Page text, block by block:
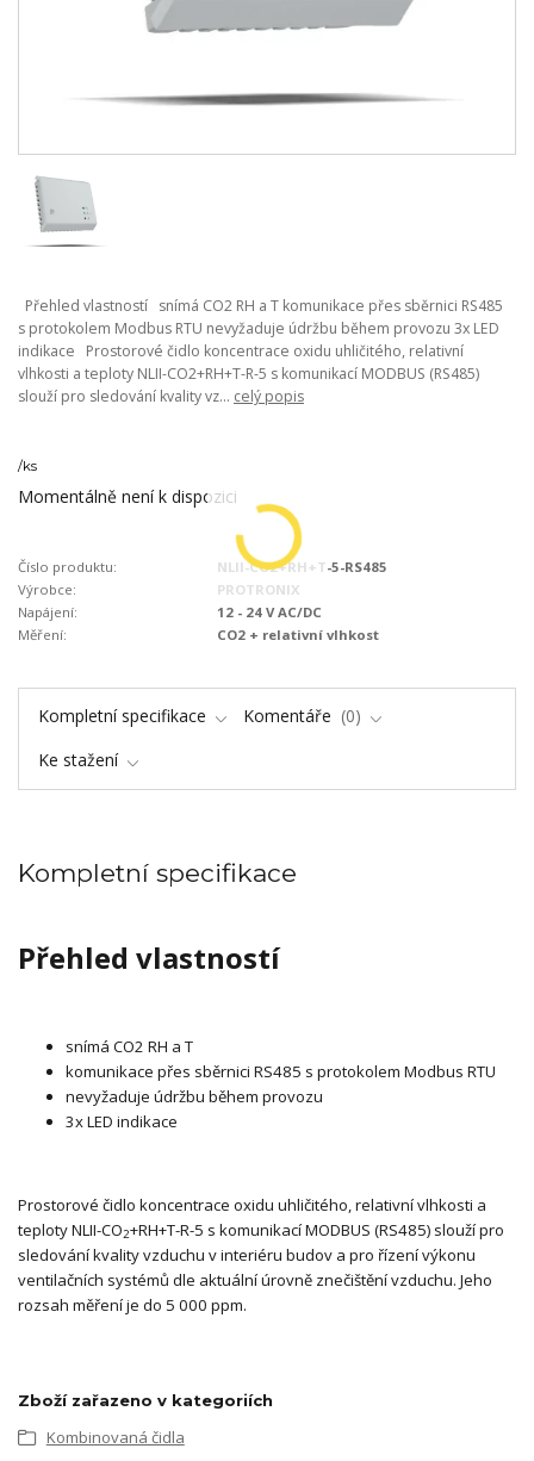
Přehled vlastností snímá CO2 RH a T komunikace přes sběrnici RS485
s protokolem Modbus RTU nevyžaduje údržbu během provozu 3x LED
indikace Prostorové čidlo koncentrace oxidu uhličitého, relativní
vlhkosti a teploty NLII-CO2+RH+T-R-5 s komunikací MODBUS (RS485)
slouží pro sledování kvality vz... celý popis
/ks
Momentálně není k dispozici
Číslo produktu:
NLII-CO2+RH+T-5-RS485
Výrobce:
PROTRONIX
Napájení:
12 - 24 V AC/DC
Měření:
CO2 + relativní vlhkost
Kompletní specifikace Komentáře
0
Ke stažení
Kompletní specifikace
Přehled vlastností
snímá CO2 RH a T
komunikace přes sběrnici RS485 s protokolem Modbus RTU
nevyžaduje údržbu během provozu
3x LED indikace
Prostorové čidlo koncentrace oxidu uhličitého, relativní vlhkosti a
teploty NLII-CO2+RH+T-R-5 s komunikací MODBUS (RS485) slouží pro
sledování kvality vzduchu v interiéru budov a pro řízení výkonu
ventilačních systémů dle aktuální úrovně znečištění vzduchu. Jeho
rozsah měření je do 5 000 ppm.
Zboží zařazeno v kategoriích
Kombinovaná čidla